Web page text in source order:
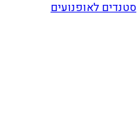
סטנדים לאופנועים